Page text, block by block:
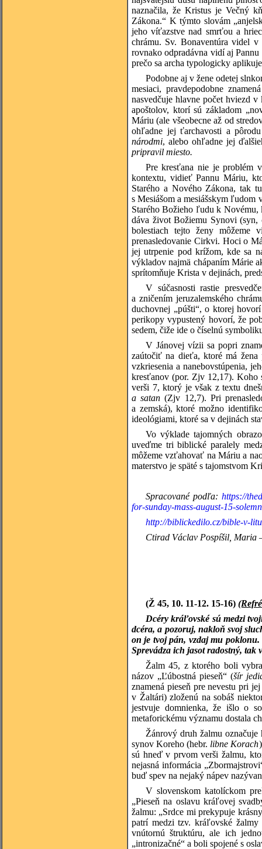
naznačila, že Kristus je Večný
Zákona.“ K týmto slovám
jeho víťazstve nad smrťou a
chrámu. Sv. Bonaventúra videl
rovnako odpradávna vidí aj
prečo sa archa typologicky
Podobne aj v žene odetej
mesiaci, pravdepodobne
nasvedčuje hlavne počet hviezd
apoštolov, ktorí sú základom
Máriu (ale všeobecne až od
ohľadne jej ťarchavosti a
národmi, alebo ohľadne jej
pripravil miesto.
Pre kresťana nie je problém
kontextu, vidieť Pannu Máriu,
Starého a Nového Zákona, tak
s Mesiášom a mesiášskym
Starého Božieho ľudu k Novému,
dáva život Božiemu Synovi
bolestiach tejto ženy môžeme
prenasledovanie Cirkvi. Hoci o
jej utrpenie pod krížom, kde sa
výkladov najmä chápaním Márie
sprítomňuje Krista v dejinách,
V súčasnosti rastie
a zničením jeruzalemského
duchovnej „púšti“, o ktorej
perikopy vypustený hovorí, že
sedem, čiže ide o číselnú
V Jánovej vízii sa popri
zaútočiť na dieťa, ktoré má
vzkriesenia a nanebovstúpenia,
kresťanov (por. Zjv 12,17). Koho
verši 7, ktorý je však z textu
a satan (Zjv 12,7). Pri
a zemská), ktoré možno
ideológiami, ktoré sa v dejinách
Vo výklade tajomných
uveďme tri biblické paralely
môžeme vzťahovať na Máriu a
materstvo je späté s tajomstvom
Spracované podľa: https://
for-sunday-mass-august-15-
http://biblickedilo.cz/bible-v-
Ctirad Václav Pospíšil, Maria
(Ž 45, 10. 11-12. 15-16)
Dcéry kráľovské sú medzi
dcéra, a pozoruj, nakloň svoj
on je tvoj pán, vzdaj mu poklonu.
Sprevádza ich jasot radostný,
Žalm 45, z ktorého boli
názov „Ľúbostná pieseň“ (šír
znamená pieseň pre nevestu pri
v Žaltári) zloženú na sobáš
jestvuje domnienka, že išlo o
metaforickému významu dostala
Žánrový druh žalmu
synov Koreho (hebr. libne Korach
sú hneď v prvom verši žalmu,
nejasná informácia
buď spev na nejaký nápev
V slovenskom katolíckom
„Pieseň na oslavu kráľovej
žalmu: „Srdce mi prekypuje
patrí medzi tzv. kráľovské žalmy
vnútornú štruktúru, ale ich
„intronizačné“ a boli spojené s